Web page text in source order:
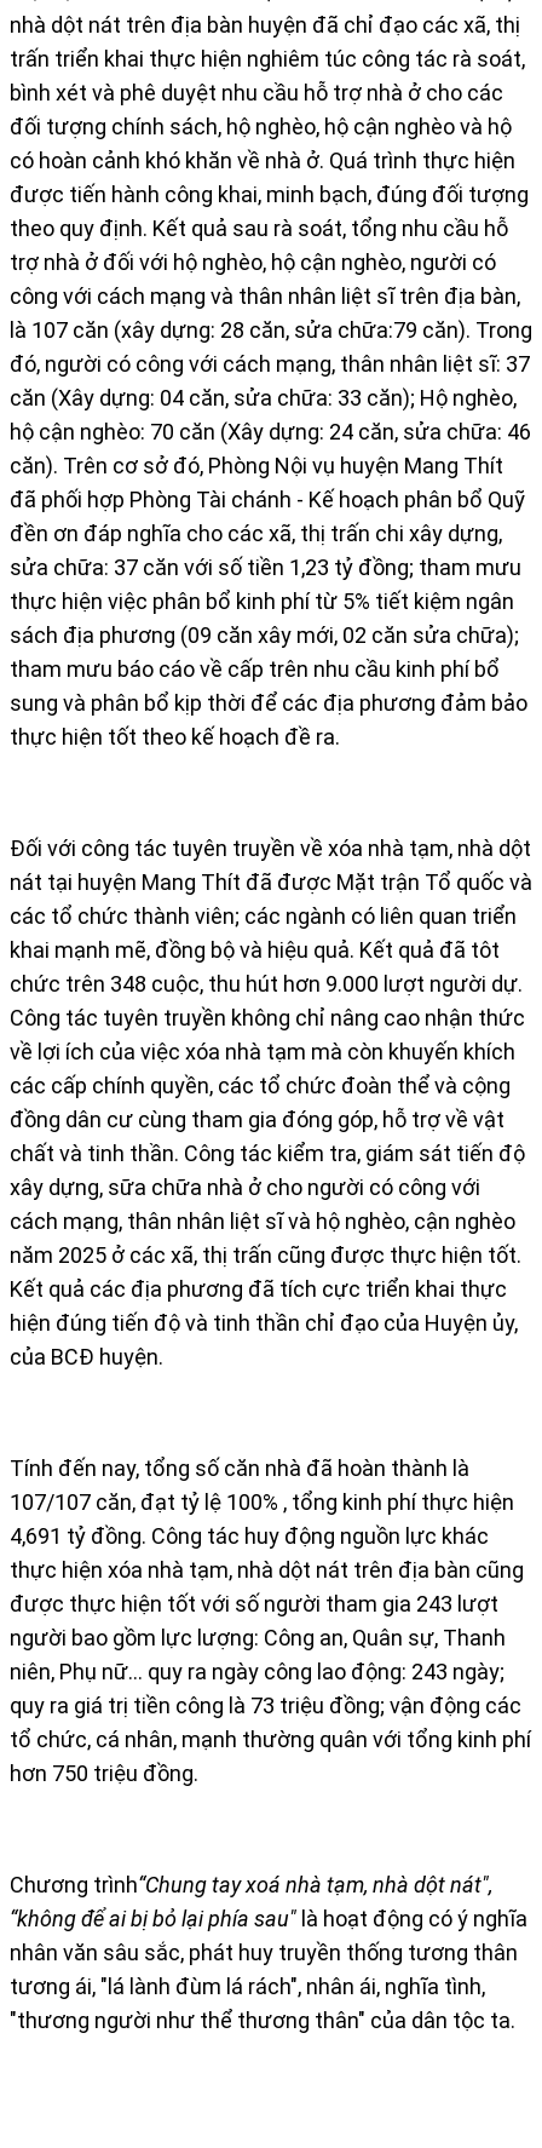
nhà dột nát trên địa bàn huyện đã chỉ đạo các xã, thị
trấn triển khai thực hiện nghiêm túc công tác rà soát,
bình xét và phê duyệt nhu cầu hỗ trợ nhà ở cho các
đối tượng chính sách, hộ nghèo, hộ cận nghèo và hộ
có hoàn cảnh khó khăn về nhà ở. Quá trình thực hiện
được tiến hành công khai, minh bạch, đúng đối tượng
theo quy định. Kết quả sau rà soát, tổng nhu cầu hỗ
trợ nhà ở đối với hộ nghèo, hộ cận nghèo, người có
công với cách mạng và thân nhân liệt sĩ trên địa bàn,
là 107 căn (xây dựng: 28 căn, sửa chữa:79 căn). Trong
đó, người có công với cách mạng, thân nhân liệt sĩ: 37
căn (Xây dựng: 04 căn, sửa chữa: 33 căn); Hộ nghèo,
hộ cận nghèo: 70 căn (Xây dựng: 24 căn, sửa chữa: 46
căn). Trên cơ sở đó, Phòng Nội vụ huyện Mang Thít
đã phối hợp Phòng Tài chánh - Kế hoạch phân bổ Quỹ
đền ơn đáp nghĩa cho các xã, thị trấn chi xây dựng,
sửa chữa: 37 căn với số tiền 1,23 tỷ đồng; tham mưu
thực hiện việc phân bổ kinh phí từ 5% tiết kiệm ngân
sách địa phương (09 căn xây mới, 02 căn sửa chữa);
tham mưu báo cáo về cấp trên nhu cầu kinh phí bổ
sung và phân bổ kịp thời để các địa phương đảm bảo
thực hiện tốt theo kế hoạch đề ra.
Đối với công tác tuyên truyền về xóa nhà tạm, nhà dột
nát tại huyện Mang Thít đã được Mặt trận Tổ quốc và
các tổ chức thành viên; các ngành có liên quan triển
khai mạnh mẽ, đồng bộ và hiệu quả. Kết quả đã tôt
chức trên 348 cuộc, thu hút hơn 9.000 lượt người dự.
Công tác tuyên truyền không chỉ nâng cao nhận thức
về lợi ích của việc xóa nhà tạm mà còn khuyến khích
các cấp chính quyền, các tổ chức đoàn thể và cộng
đồng dân cư cùng tham gia đóng góp, hỗ trợ về vật
chất và tinh thần. Công tác kiểm tra, giám sát tiến độ
xây dựng, sữa chữa nhà ở cho người có công với
cách mạng, thân nhân liệt sĩ và hộ nghèo, cận nghèo
năm 2025 ở các xã, thị trấn cũng được thực hiện tốt.
Kết quả các địa phương đã tích cực triển khai thực
hiện đúng tiến độ và tinh thần chỉ đạo của Huyện ủy,
của BCĐ huyện.
Tính đến nay, tổng số căn nhà đã hoàn thành là
107/107 căn, đạt tỷ lệ 100% , tổng kinh phí thực hiện
4,691 tỷ đồng. Công tác huy động nguồn lực khác
thực hiện xóa nhà tạm, nhà dột nát trên địa bàn cũng
được thực hiện tốt với số người tham gia 243 lượt
người bao gồm lực lượng: Công an, Quân sự, Thanh
niên, Phụ nữ… quy ra ngày công lao động: 243 ngày;
quy ra giá trị tiền công là 73 triệu đồng; vận động các
tổ chức, cá nhân, mạnh thường quân với tổng kinh phí
hơn 750 triệu đồng.
Chương trình“Chung tay xoá nhà tạm, nhà dột nát",
“không để ai bị bỏ lại phía sau" là hoạt động có ý nghĩa
nhân văn sâu sắc, phát huy truyền thống tương thân
tương ái, "lá lành đùm lá rách", nhân ái, nghĩa tình,
"thương người như thể thương thân" của dân tộc ta.